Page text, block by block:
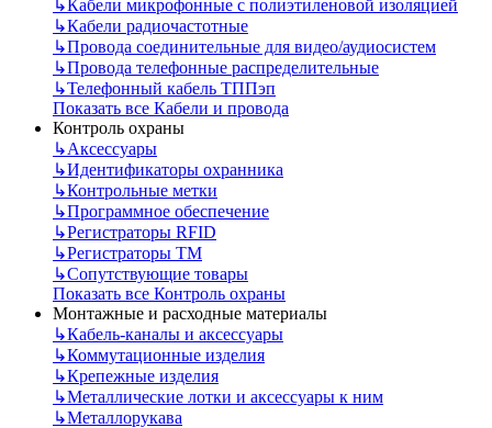
↳Кабели микрофонные с полиэтиленовой изоляцией
↳Кабели радиочастотные
↳Провода соединительные для видео/аудиосистем
↳Провода телефонные распределительные
↳Телефонный кабель ТППэп
Показать все Кабели и провода
Контроль охраны
↳Аксессуары
↳Идентификаторы охранника
↳Контрольные метки
↳Программное обеспечение
↳Регистраторы RFID
↳Регистраторы ТМ
↳Сопутствующие товары
Показать все Контроль охраны
Монтажные и расходные материалы
↳Кабель-каналы и аксессуары
↳Коммутационные изделия
↳Крепежные изделия
↳Металлические лотки и аксессуары к ним
↳Металлорукава